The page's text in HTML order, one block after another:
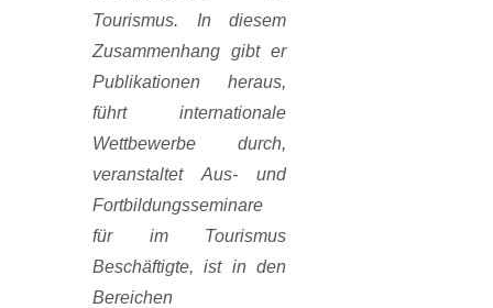
Tourismus. In diesem
Zusammenhang gibt er
Publikationen heraus,
führt internationale
Wettbewerbe durch,
veranstaltet Aus- und
Fortbildungsseminare
für im Tourismus
Beschäftigte, ist in den
Bereichen